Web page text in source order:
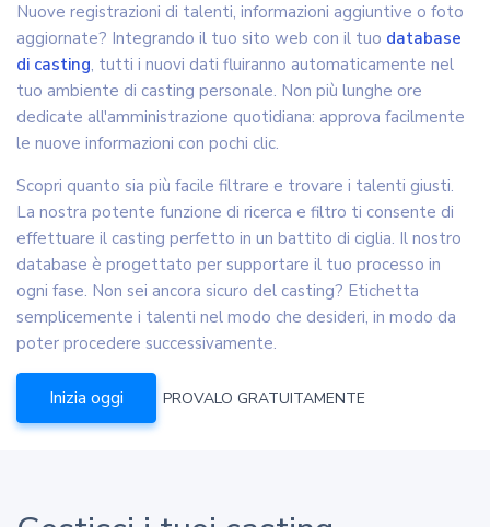
Nuove registrazioni di talenti, informazioni aggiuntive o foto
aggiornate? Integrando il tuo sito web con il tuo database
di casting, tutti i nuovi dati fluiranno automaticamente nel
tuo ambiente di casting personale. Non più lunghe ore
dedicate all'amministrazione quotidiana: approva facilmente
le nuove informazioni con pochi clic.
Scopri quanto sia più facile filtrare e trovare i talenti giusti.
La nostra potente funzione di ricerca e filtro ti consente di
effettuare il casting perfetto in un battito di ciglia. Il nostro
database è progettato per supportare il tuo processo in
ogni fase. Non sei ancora sicuro del casting? Etichetta
semplicemente i talenti nel modo che desideri, in modo da
poter procedere successivamente.
Inizia oggi PROVALO GRATUITAMENTE